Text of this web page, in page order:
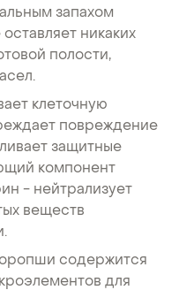
запахом
никаких
полости,
клеточную
повреждение
защитные
компонент
- нейтрализует
веществ
содержится
для